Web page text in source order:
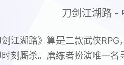
刀剑江湖路 -
剑江湖路》算是二款武侠
刻厮杀。磨练者扮演唯一